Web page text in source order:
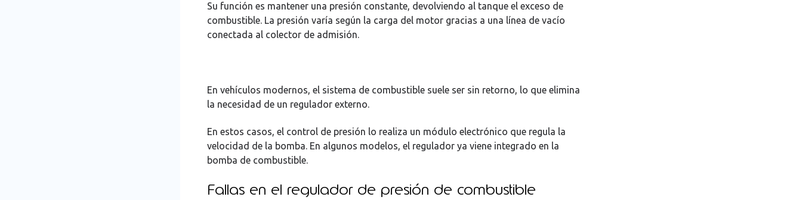
Su función es mantener una presión constante, devolviendo al tanque el exceso de
combustible. La presión varía según la carga del motor gracias a una línea de vacío
conectada al colector de admisión.
En vehículos modernos, el sistema de combustible suele ser sin retorno, lo que elimina
la necesidad de un regulador externo.
En estos casos, el control de presión lo realiza un módulo electrónico que regula la
velocidad de la bomba. En algunos modelos, el regulador ya viene integrado en la
bomba de combustible.
Fallas en el regulador de presión de combustible